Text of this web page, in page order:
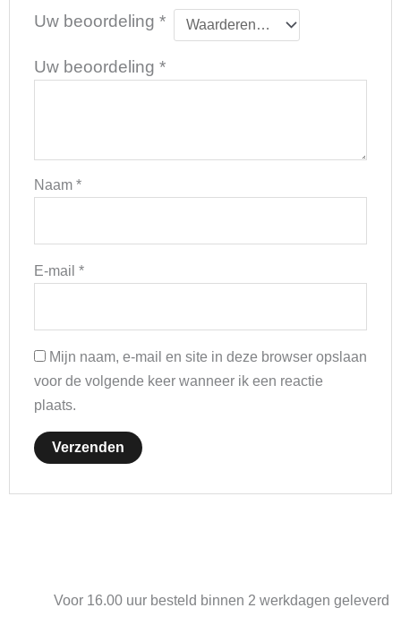
Uw beoordeling *
Uw beoordeling *
Naam *
E-mail *
Mijn naam, e-mail en site in deze browser opslaan
voor de volgende keer wanneer ik een reactie
plaats.
Voor 16.00 uur besteld binnen 2 werkdagen geleverd